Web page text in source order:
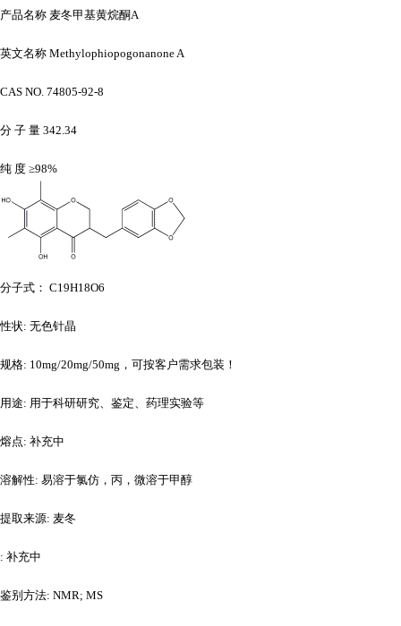
产品名称 麦冬甲基黄烷酮A
英文名称 Methylophiopogonanone A
CAS NO. 74805-92-8
分 子 量 342.34
纯 度 ≥98%
分子式： C19H18O6
性状: 无色针晶
规格: 10mg/20mg/50mg，可按客户需求包装！
用途: 用于科研研究、鉴定、药理实验等
熔点: 补充中
溶解性: 易溶于氯仿，丙，微溶于甲醇
提取来源: 麦冬
: 补充中
鉴别方法: NMR; MS